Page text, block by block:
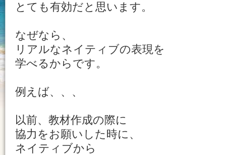
とても有効だと思います。
なぜなら、
リアルなネイティブの表現を
学べるからです。
例えば、、、
以前、教材作成の際に
協力をお願いした時に、
ネイティブから